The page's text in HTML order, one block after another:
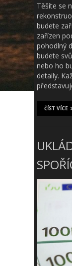
Těšíte se
budete
zařízen
pohodlný
budete
nebo ho
detaily.
ČÍST VÍCE